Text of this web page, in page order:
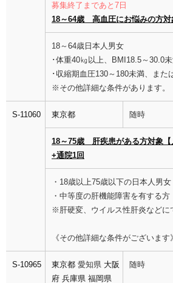
募集終了まであと7日
18～64歳 高血圧にお悩みの方対
18～64歳日本人男女
･体重40㎏以上、BMI18.5～30.0
･収縮期血圧130～180未満、また
※その他詳細な条件があります。
S-11060 東京都 随時
18～75歳 肝疾患がある方対象
+通院1回
・18歳以上75歳以下の日本人男女
・中等度の肝機能障害を有する方
※肝硬変、ウイルス性肝炎などに
《その他詳細な条件がございます》
S-10965 東京都 愛知県 大阪
府 兵庫県 福岡県
随時